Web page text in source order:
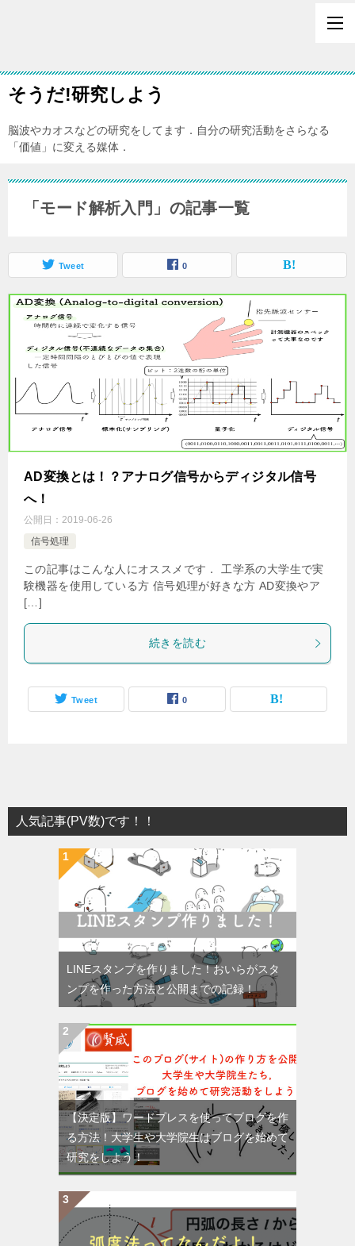
そうだ!研究しよう
脳波やカオスなどの研究をしてます．自分の研究活動をさらなる
「価値」に変える媒体．
「モード解析入門」の記事一覧
Tweet 0
AD変換とは！？アナログ信号からディジタル信号
へ！
公開日： 2019-06-26
信号処理
この記事はこんな人にオススメです． 工学系の大学生で実
験機器を使用している方 信号処理が好きな方 AD変換やア
[…]
続きを読む
Tweet 0
人気記事(PV数)です！！
LINEスタンプを作りました！おいらがスタ
ンプを作った方法と公開までの記録！
【決定版】ワードプレスを使ってブログを作
る方法！大学生や大学院生はブログを始めて
研究をしよう！